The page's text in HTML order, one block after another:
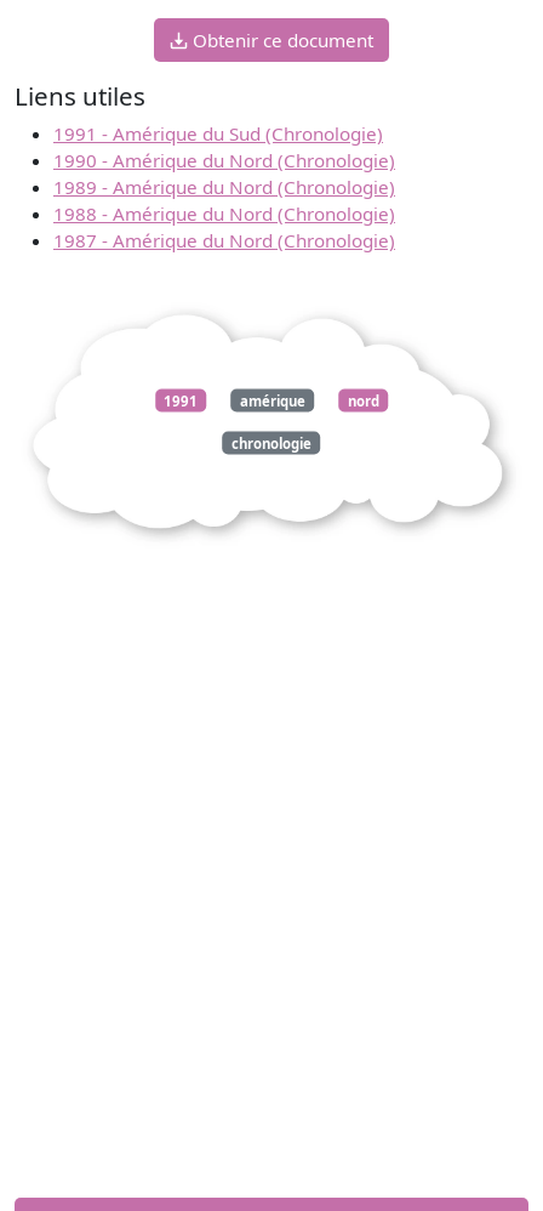
Obtenir ce document
Liens utiles
1991 - Amérique du Sud (Chronologie)
1990 - Amérique du Nord (Chronologie)
1989 - Amérique du Nord (Chronologie)
1988 - Amérique du Nord (Chronologie)
1987 - Amérique du Nord (Chronologie)
1991 amérique nord
chronologie